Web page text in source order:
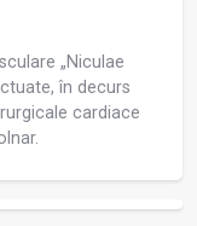
„Niculae
în decurs
cardiace